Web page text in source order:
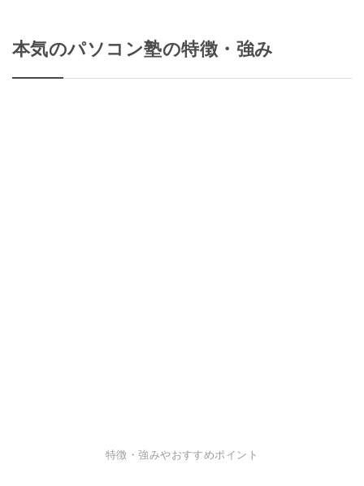
本気のパソコン塾の特徴・強み
特徴・強みやおすすめポイント